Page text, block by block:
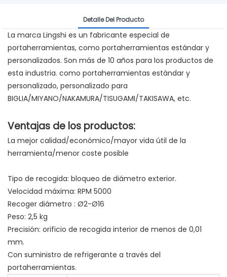
Detalle Del Producto
La marca Lingshi es un fabricante especial de
portaherramientas, como portaherramientas estándar y
personalizados. Son más de 10 años para los productos de
esta industria. como portaherramientas estándar y
personalizado, personalizado para
BIGLIA/MIYANO/NAKAMURA/TISUGAMI/TAKISAWA, etc.
Ventajas de los productos:
La mejor calidad/económico/mayor vida útil de la
herramienta/menor coste posible
Tipo de recogida: bloqueo de diámetro exterior.
Velocidad máxima: RPM 5000
Recoger diámetro : Ø2-Ø16
Peso: 2,5 kg
Precisión: orificio de recogida interior de menos de 0,01
mm.
Con suministro de refrigerante a través del
portaherramientas.